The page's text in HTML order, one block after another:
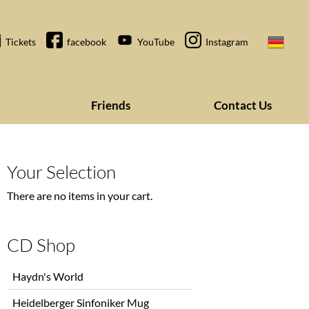
Tickets facebook YouTube Instagram
Friends Contact Us
Your Selection
There are no items in your cart.
CD Shop
navigation
Haydn's World
Heidelberger Sinfoniker Mug